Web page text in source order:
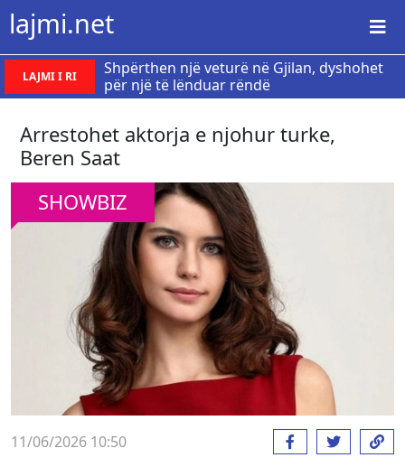
lajmi.net
LAJMI I RI
Shpërthen një veturë në Gjilan, dyshohet
për një të lënduar rëndë
Arrestohet aktorja e njohur turke,
Beren Saat
SHOWBIZ
11/06/2026 10:50